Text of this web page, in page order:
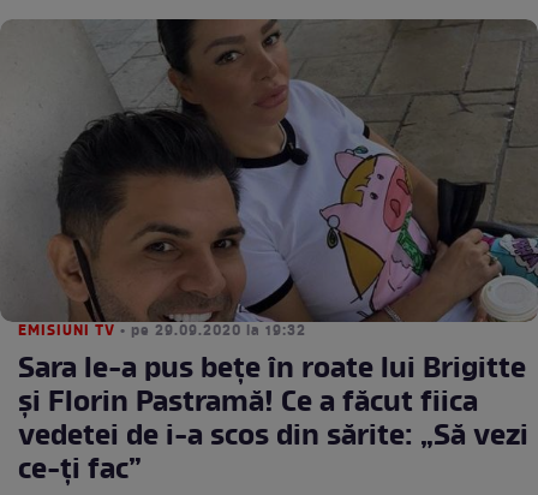
EMISIUNI TV • pe 29.09.2020 la 19:32
Sara le-a pus bețe în roate lui Brigitte
și Florin Pastramă! Ce a făcut fiica
vedetei de i-a scos din sărite: „Să vezi
ce-ți fac”